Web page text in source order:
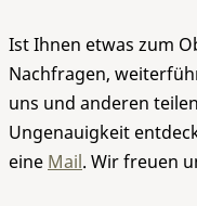
Ist Ihnen etwas zum
Nachfragen,
uns und anderen
Ungenauigkeit
eine Mail. Wir freuen